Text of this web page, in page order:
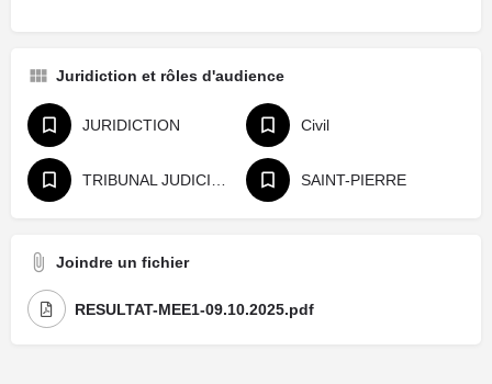
Juridiction et rôles d'audience
JURIDICTION Civil
SAINT-PIERRE
Joindre un fichier
RESULTAT-MEE1-09.10.2025.pdf